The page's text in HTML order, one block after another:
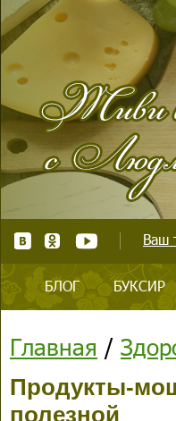
Ваш
БЛОГ БУКСИР
Главная /
Продукты-
полезной